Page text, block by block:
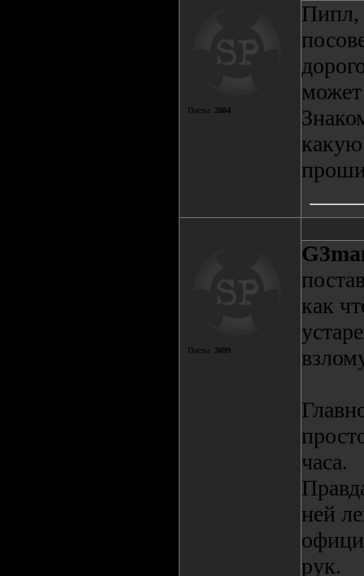
Посты: 2884
Пипл,
может
Посты: 3699
как
часа.
ней
рук.